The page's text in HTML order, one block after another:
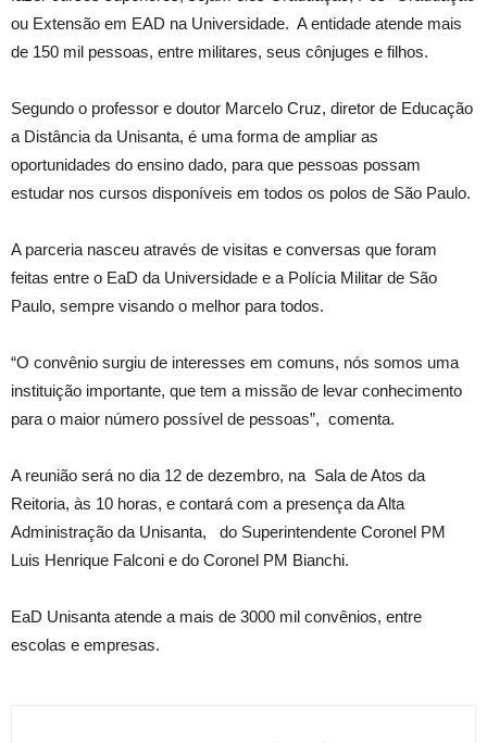
ou Extensão em EAD na Universidade. A entidade atende mais
de 150 mil pessoas, entre militares, seus cônjuges e filhos.
Segundo o professor e doutor Marcelo Cruz, diretor de Educação
a Distância da Unisanta, é uma forma de ampliar as
oportunidades do ensino dado, para que pessoas possam
estudar nos cursos disponíveis em todos os polos de São Paulo.
A parceria nasceu através de visitas e conversas que foram
feitas entre o EaD da Universidade e a Polícia Militar de São
Paulo, sempre visando o melhor para todos.
“O convênio surgiu de interesses em comuns, nós somos uma
instituição importante, que tem a missão de levar conhecimento
para o maior número possível de pessoas”, comenta.
A reunião será no dia 12 de dezembro, na Sala de Atos da
Reitoria, às 10 horas, e contará com a presença da Alta
Administração da Unisanta, do Superintendente Coronel PM
Luis Henrique Falconi e do Coronel PM Bianchi.
EaD Unisanta atende a mais de 3000 mil convênios, entre
escolas e empresas.